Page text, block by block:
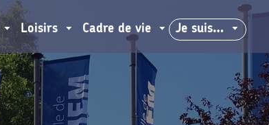
Loisirs Cadre de vie Je suis…